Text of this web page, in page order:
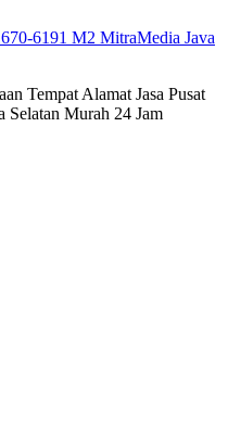
M2 MitraMedia Java
Tempat Alamat Jasa Pusat
Selatan Murah 24 Jam